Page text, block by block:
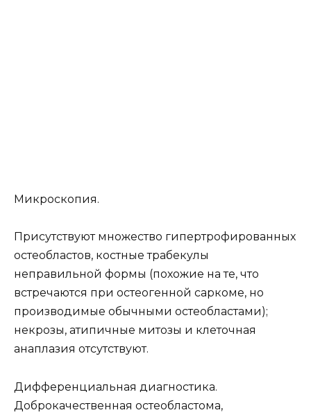
Микроскопия.
Присутствуют множество гипертрофированных
остеобластов, костные трабекулы
неправильной формы (похожие на те, что
встречаются при остеогенной саркоме, но
производимые обычными остеобластами);
некрозы, атипичные митозы и клеточная
анаплазия отсутствуют.
Дифференциальная диагностика.
Доброкачественная остеобластома,